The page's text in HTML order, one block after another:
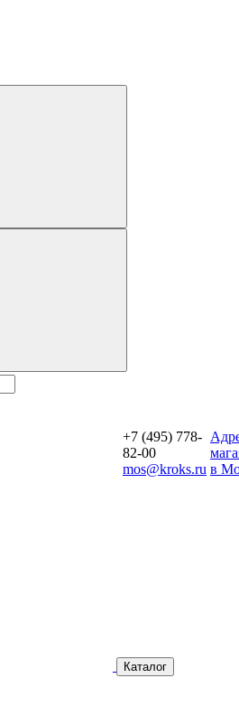
+7 (495) 778-
82-00
mos@kroks.ru в
Каталог